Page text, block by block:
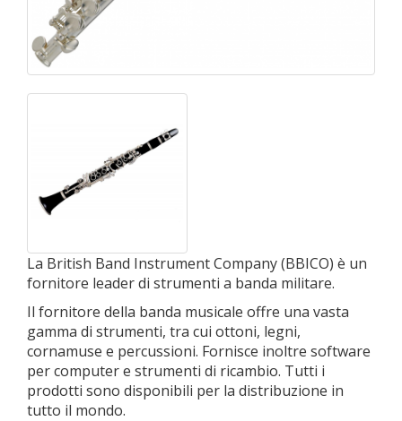
La British Band Instrument Company (BBICO) è un
fornitore leader di strumenti a banda militare.
Il fornitore della banda musicale offre una vasta
gamma di strumenti, tra cui ottoni, legni,
cornamuse e percussioni. Fornisce inoltre software
per computer e strumenti di ricambio. Tutti i
prodotti sono disponibili per la distribuzione in
tutto il mondo.